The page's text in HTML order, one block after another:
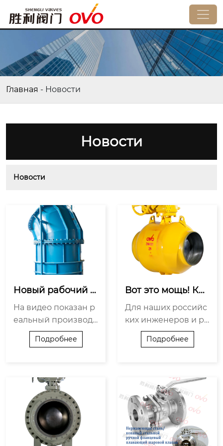
Главная - Новости
Новости
Новости
Новый рабочий г
од начат! Произв
одство клапанов
в полном ходе
На видео показан р
еальный производс
твенный процесс:
сварка корпусов кл
механическая обра
ботка. https://cdn.cn
yandex.com/1972ovo/
uploads/back-to-wor
k，开工...
Подробнее
Вот это мощь! Как
обрабатывают ги
гантскую задвиж
ку DN1600!
Для наших российс
ких инженеров и ра
бочих — это обычн
ый день! 🇷🇺 Корп
клапана DN1600 —
будущий «гигант», к
оторый будет держ
ать огромное давле
ние в магистрал...
Подробнее